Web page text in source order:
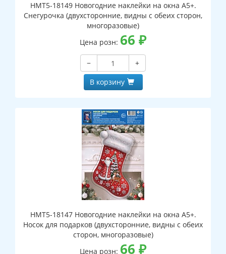
НМТ5-18149 Новогодние наклейки на окна А5+.
Снегурочка (двухсторонние, видны с обеих сторон,
многоразовые)
Цена розн: 66 ₽
−
+
В корзину
НМТ5-18147 Новогодние наклейки на окна А5+.
Носок для подарков (двухсторонние, видны с обеих
сторон, многоразовые)
Цена розн: 66 ₽